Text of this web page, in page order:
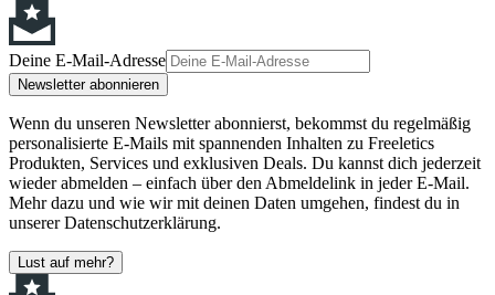
Deine E-Mail-Adresse
Newsletter abonnieren
Wenn du unseren Newsletter abonnierst, bekommst du regelmäßig
personalisierte E-Mails mit spannenden Inhalten zu Freeletics
Produkten, Services und exklusiven Deals. Du kannst dich jederzeit
wieder abmelden – einfach über den Abmeldelink in jeder E-Mail.
Mehr dazu und wie wir mit deinen Daten umgehen, findest du in
unserer Datenschutzerklärung.
Lust auf mehr?